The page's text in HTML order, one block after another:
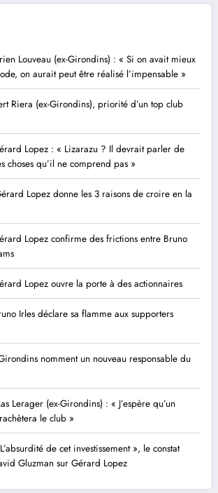
Louveau (ex-Girondins) : « Si on avait mieux
on aurait peut être réalisé l’impensable »
Riera (ex-Girondins), priorité d’un top club
Lopez : « Lizarazu ? Il devrait parler de
choses qu’il ne comprend pas »
Lopez donne les 3 raisons de croire en la
Lopez confirme des frictions entre Bruno
Lopez ouvre la porte à des actionnaires
Irles déclare sa flamme aux supporters
nomment un nouveau responsable du
Lerager (ex-Girondins) : « J’espère qu’un
le club »
de cet investissement », le constat
Gluzman sur Gérard Lopez